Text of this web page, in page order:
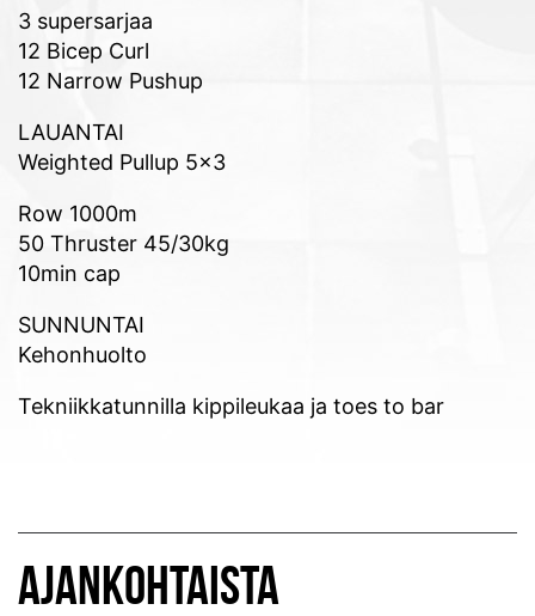
3 supersarjaa
12 Bicep Curl
12 Narrow Pushup
LAUANTAI
Weighted Pullup 5×3
Row 1000m
50 Thruster 45/30kg
10min cap
SUNNUNTAI
Kehonhuolto
Tekniikkatunnilla kippileukaa ja toes to bar
AJANKOHTAISTA